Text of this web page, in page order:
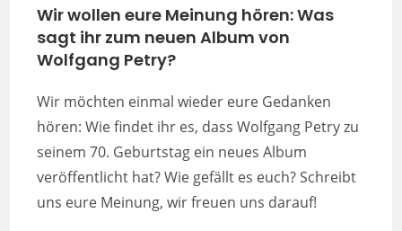
Wir wollen eure Meinung hören: Was
sagt ihr zum neuen Album von
Wolfgang Petry?
Wir möchten einmal wieder eure Gedanken
hören: Wie findet ihr es, dass Wolfgang Petry zu
seinem 70. Geburtstag ein neues Album
veröffentlicht hat? Wie gefällt es euch? Schreibt
uns eure Meinung, wir freuen uns darauf!